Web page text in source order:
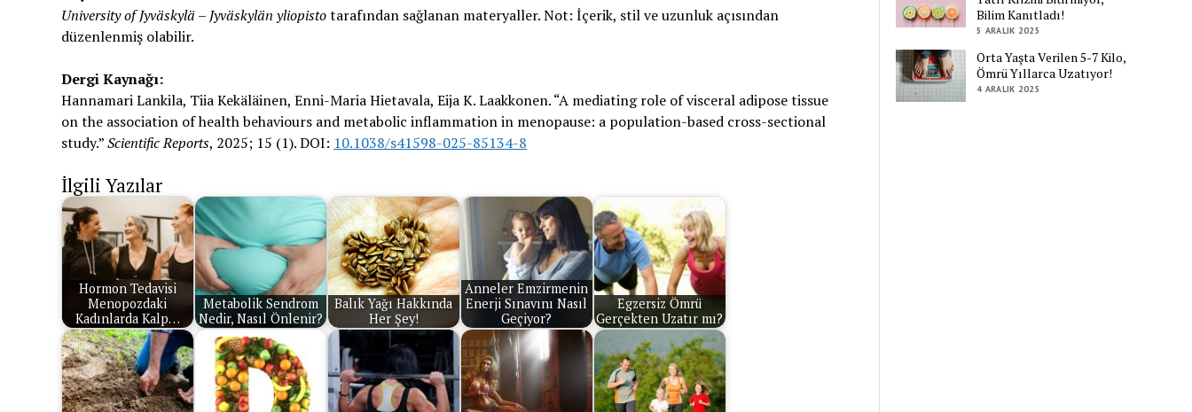
University of Jyväskylä – Jyväskylän yliopistotarafından sağlanan materyaller. Not: İçerik, stil ve uzunluk açısından
düzenlenmiş olabilir.
Dergi Kaynağı:
Hannamari Lankila, Tiia Kekäläinen, Enni-Maria Hietavala, Eija K. Laakkonen. “A mediating role of visceral adipose tissue
on the association of health behaviours and metabolic inflammation in menopause: a population-based cross-sectional
study.”Scientific Reports, 2025; 15 (1). DOI: 10.1038/s41598-025-85134-8
İlgili Yazılar
Hormon Tedavisi
Menopozdaki
Kadınlarda Kalp…
Metabolik Sendrom
Nedir, Nasıl Önlenir?
Balık Yağı Hakkında
Her Şey!
Anneler Emzirmenin
Enerji Sınavını Nasıl
Geçiyor?
Egzersiz Ömrü
Gerçekten Uzatır mı?
Bilim Kanıtladı!
5 ARALIK 2025
Orta Yaşta Verilen 5-7 Kilo,
Ömrü Yıllarca Uzatıyor!
4 ARALIK 2025